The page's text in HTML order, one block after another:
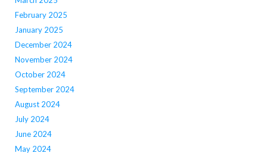
February 2025
January 2025
December 2024
November 2024
October 2024
September 2024
August 2024
July 2024
June 2024
May 2024